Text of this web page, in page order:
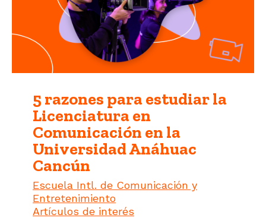
5 razones para estudiar la
Licenciatura en
Comunicación en la
Universidad Anáhuac
Cancún
Escuela Intl. de Comunicación y
Entretenimiento
Artículos de interés